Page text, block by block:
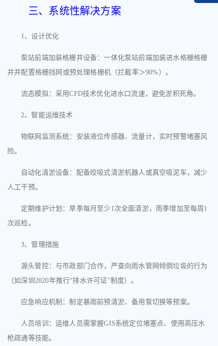
三、系统性解决方案
1、设计优化
泵站前端加装格栅井设备：一体化泵站前端加装进水格栅格栅
井并配置格栅挡网或预处理格栅机 （拦截率＞90%）。
流态模拟：采用CFD技术优化进水口流速，避免淤积死角。
2、智能运维技术
物联网监测系统：安装液位传感器、流量计，实时预警堵塞风
险。
自动化清淤设备：配备绞吸式清淤机器人或真空吸泥车，减少
人工干预。
定期维护计划：旱季每月至少 1次全面清淤，雨季增加至每周1
次巡检。
3、 管理措施
源头管控：与市政部门合作，严查向雨水管网倾倒垃圾的行为
（如深圳 2020年推行“排水许可证”制度）。
应急响应机制：制定暴雨前预清淤、备用泵切换等预案。
人员培训：运维人员需掌握GIS系统定位堵塞点、使用高压水
枪疏通等技能。